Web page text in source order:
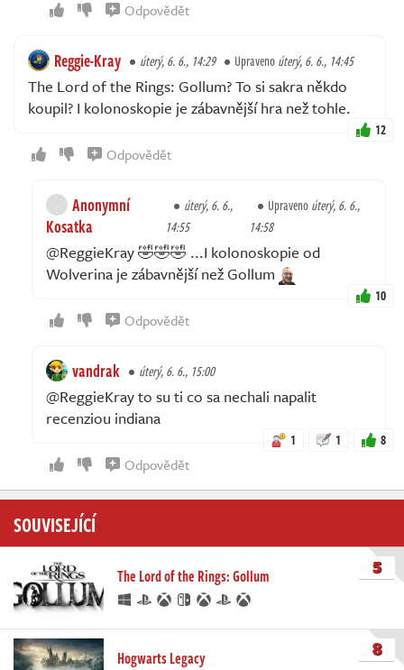
Odpovědět
Reggie-Kray úterý, 6. 6., 14:29 Upravenoúterý, 6. 6., 14:45
The Lord of the Rings: Gollum? To si sakra někdo
koupil? I kolonoskopie je zábavnější hra než tohle.
12
Odpovědět
Anonymní
Kosatka
úterý, 6. 6.,
14:55
Upravenoúterý, 6. 6.,
14:58
@ReggieKray 🤣🤣🤣 ...I kolonoskopie od
Wolverina je zábavnější než Gollum
10
Odpovědět
vandrak úterý, 6. 6., 15:00
@ReggieKray to su ti co sa nechali napalit
recenziou indiana
1 1 8
Odpovědět
SOUVISEJÍCÍ
The Lord of the Rings: Gollum 5
Hogwarts Legacy 8